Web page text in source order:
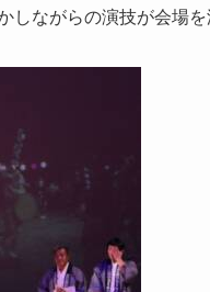
ながらの演技が会場を